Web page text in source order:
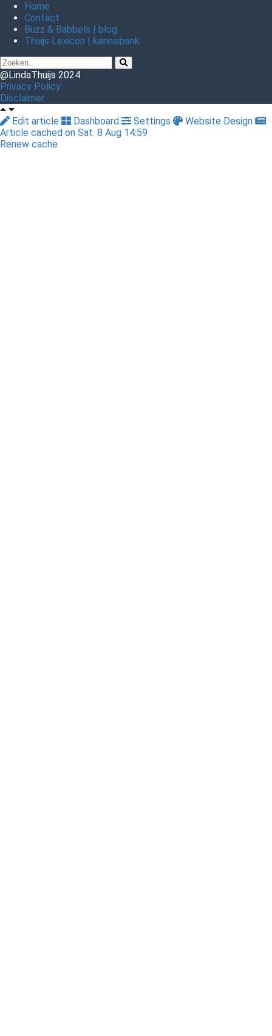
Home
Contact
Buzz & Babbels | blog
Thuijs Lexicon | kennisbank.
@LindaThuijs 2024
Privacy Policy
Disclaimer
Edit article
Dashboard Settings
Website Design
Article cached on Sat. 8 Aug 14:59
Renew cache